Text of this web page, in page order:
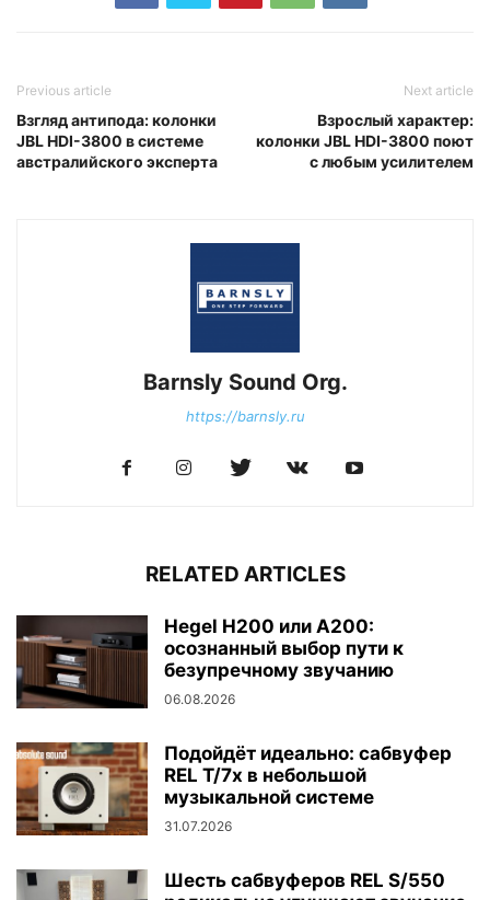
Previous article
Взгляд антипода: колонки
JBL HDI-3800 в системе
австралийского эксперта
Next article
Взрослый характер:
колонки JBL HDI-3800 поют
с любым усилителем
Barnsly Sound Org.
https://barnsly.ru
RELATED ARTICLES
Hegel H200 или A200:
осознанный выбор пути к
безупречному звучанию
06.08.2026
Подойдёт идеально: сабвуфер
REL T/7x в небольшой
музыкальной системе
31.07.2026
Шесть сабвуферов REL S/550